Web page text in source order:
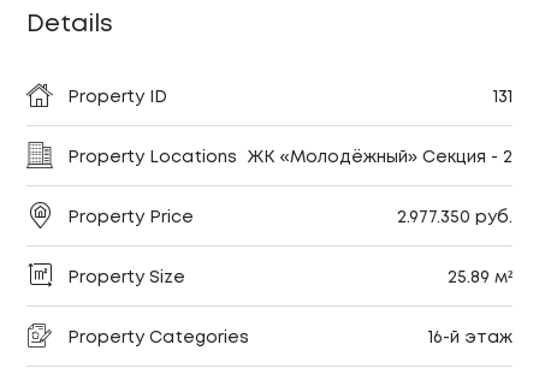
Details
Property ID 131
Property Locations ЖК «Молодёжный» Секция - 2
Property Price 2.977.350 руб.
Property Size 25.89 м²
Property Categories 16-й этаж